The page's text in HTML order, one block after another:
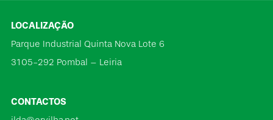
LOCALIZAÇÃO
Parque Industrial Quinta Nova Lote 6
3105-292 Pombal – Leiria
CONTACTOS